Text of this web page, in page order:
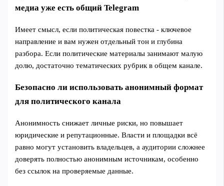
медиа уже есть общий Telegram
Имеет смысл, если политическая повестка - ключевое
направление и вам нужен отдельный тон и глубина
разбора. Если политические материалы занимают малую
долю, достаточно тематических рубрик в общем канале.
Безопасно ли использовать анонимный формат
для политического канала
Анонимность снижает личные риски, но повышает
юридические и репутационные. Власти и площадки всё
равно могут установить владельцев, а аудитории сложнее
доверять полностью анонимным источникам, особенно
без ссылок на проверяемые данные.